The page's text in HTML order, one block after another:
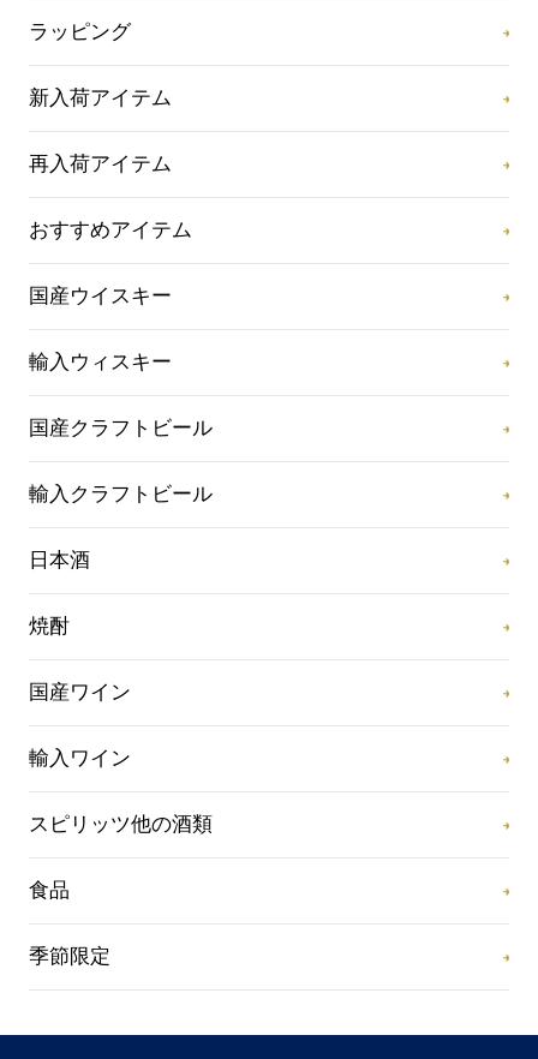
ラッピング
新入荷アイテム
再入荷アイテム
おすすめアイテム
国産ウイスキー
輸入ウィスキー
国産クラフトビール
輸入クラフトビール
日本酒
焼酎
国産ワイン
輸入ワイン
スピリッツ他の酒類
食品
季節限定